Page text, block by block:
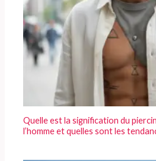
Quelle est la signification du
l’homme et quelles sont les